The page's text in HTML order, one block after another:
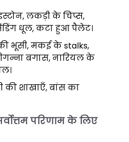
लकड़ी के चिप्स,
धूल, कटा हुआ पैलेट।
भूसी, मकई के stalks,
बगास, नारियल के
की शाखाएँ, बांस का
परिणाम के लिए